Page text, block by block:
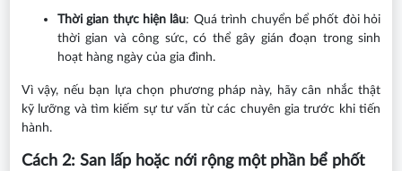
Thời gian thực hiện lâu: Quá trình chuyển bể phốt đòi hỏi
thời gian và công sức, có thể gây gián đoạn trong sinh
hoạt hàng ngày của gia đình.
Vì vậy, nếu bạn lựa chọn phương pháp này, hãy cân nhắc thật
kỹ lưỡng và tìm kiếm sự tư vấn từ các chuyên gia trước khi tiến
hành.
Cách 2: San lấp hoặc nới rộng một phần bể phốt